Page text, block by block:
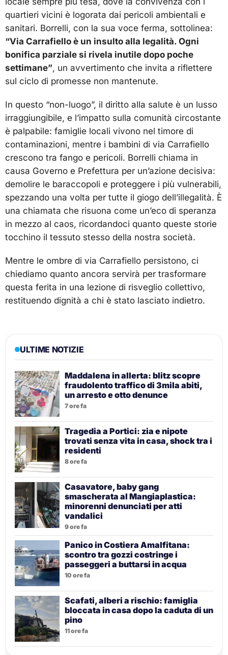
quartieri vicini è logorata dai pericoli ambientali e
sanitari. Borrelli, con la sua voce ferma, sottolinea:
“Via Carrafiello è un insulto alla legalità. Ogni
bonifica parziale si rivela inutile dopo poche
settimane”, un avvertimento che invita a riflettere
sul ciclo di promesse non mantenute.
In questo “non-luogo”, il diritto alla salute è un lusso
irraggiungibile, e l’impatto sulla comunità circostante
è palpabile: famiglie locali vivono nel timore di
contaminazioni, mentre i bambini di via Carrafiello
crescono tra fango e pericoli. Borrelli chiama in
causa Governo e Prefettura per un’azione decisiva:
demolire le baraccopoli e proteggere i più vulnerabili,
spezzando una volta per tutte il giogo dell’illegalità. È
una chiamata che risuona come un’eco di speranza
in mezzo al caos, ricordandoci quanto queste storie
tocchino il tessuto stesso della nostra società.
Mentre le ombre di via Carrafiello persistono, ci
chiediamo quanto ancora servirà per trasformare
questa ferita in una lezione di risveglio collettivo,
restituendo dignità a chi è stato lasciato indietro.
ULTIME NOTIZIE
Maddalena in allerta: blitz scopre
fraudolento traffico di 3mila abiti,
un arresto e otto denunce
7 ore fa
Tragedia a Portici: zia e nipote
trovati senza vita in casa, shock tra i
residenti
8 ore fa
Casavatore, baby gang
smascherata al Mangiaplastica:
minorenni denunciati per atti
vandalici
9 ore fa
Panico in Costiera Amalfitana:
scontro tra gozzi costringe i
passeggeri a buttarsi in acqua
10 ore fa
Scafati, alberi a rischio: famiglia
bloccata in casa dopo la caduta di un
pino
11 ore fa